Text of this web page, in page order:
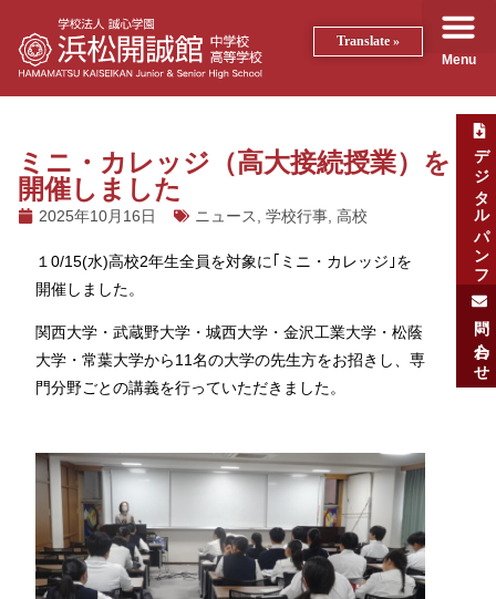
Menu
デジタルパンフ
問い合わせ
ミニ・カレッジ（高大接続授業）を
開催しました
2025年10月16日 ニュース 学校行事 高校
１0/15(水)高校2年生全員を対象に｢ミニ・カレッジ｣を
開催しました。
関西大学・武蔵野大学・城西大学・金沢工業大学・松蔭
大学・常葉大学から11名の大学の先生方をお招きし、専
門分野ごとの講義を行っていただきました。
Translate »